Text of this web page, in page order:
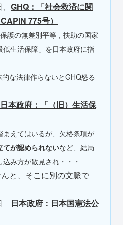
GHQ：「社会救済に関
775号）
護の無差別平等，扶助の国家
低生活保障」を日本政府に指
的な法律作らないとGHQ怒る
日本政府：「（旧）生活保
まえてはいるが、欠格条項が
てが認められないなど、結局
み方が散見され・・・
と、そこに別の文脈で
日本政府：日本国憲法公